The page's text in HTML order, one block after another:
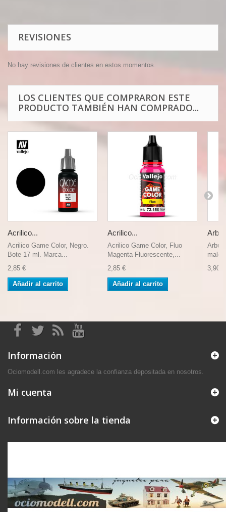
REVISIONES
No hay revisiones de clientes en estos momentos.
LOS CLIENTES QUE COMPRARON ESTE
PRODUCTO TAMBIÉN HAN COMPRADO...
Acrilico...
Acrilico Game Color, Negro.
Bote 17 ml. Marca...
2,85 €
Añadir al carrito
Acrilico...
Acrilico Game Color, Fluo
Magenta Fluorescente,...
2,85 €
Añadir al carrito
3,90 €
Información
Ociomodell.com les agradece la confianza depositada en nosotros.
Mi cuenta
Información sobre la tienda